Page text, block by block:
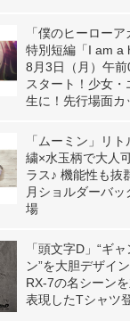
「僕のヒーローア
特別短編「I am a
8月3日（月）午
スタート！少女・
生に！先行場面カ
「ムーミン」リ
繍×水玉柄で大人
ラス♪ 機能性も抜
月ショルダーバッ
場
「頭文字D」“ギ
ン”を大胆デザイ
RX-7の名シーン
表現したTシャツ